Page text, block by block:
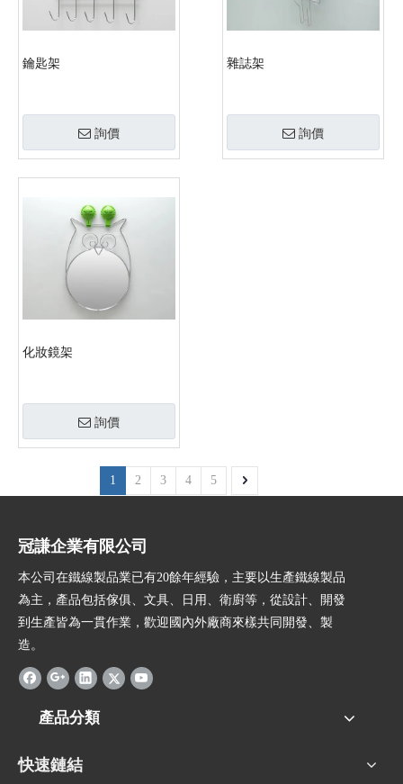
鑰匙架
詢價
雜誌架
詢價
化妝鏡架
詢價
1 2 3 4 5
冠謙企業有限公司
本公司在鐵線製品業已有20餘年經驗，主要以生產鐵線製品
為主，產品包括傢俱、文具、日用、衛廚等，從設計、開發
到生產皆為一貫作業，歡迎國內外廠商來樣共同開發、製
造。
產品分類
快速鏈結